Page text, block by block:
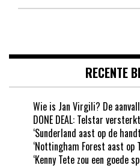
RECENTE
Wie is Jan Virgili? De
DONE DEAL: Telstar
‘Sunderland aast op de
‘Nottingham Forest aast op
‘Kenny Tete zou een goede